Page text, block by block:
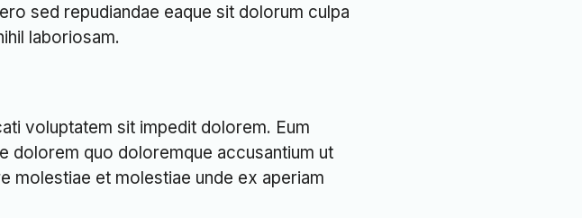
sed repudiandae eaque sit dolorum culpa
laboriosam.
voluptatem sit impedit dolorem. Eum
dolorem quo doloremque accusantium ut
molestiae et molestiae unde ex aperiam